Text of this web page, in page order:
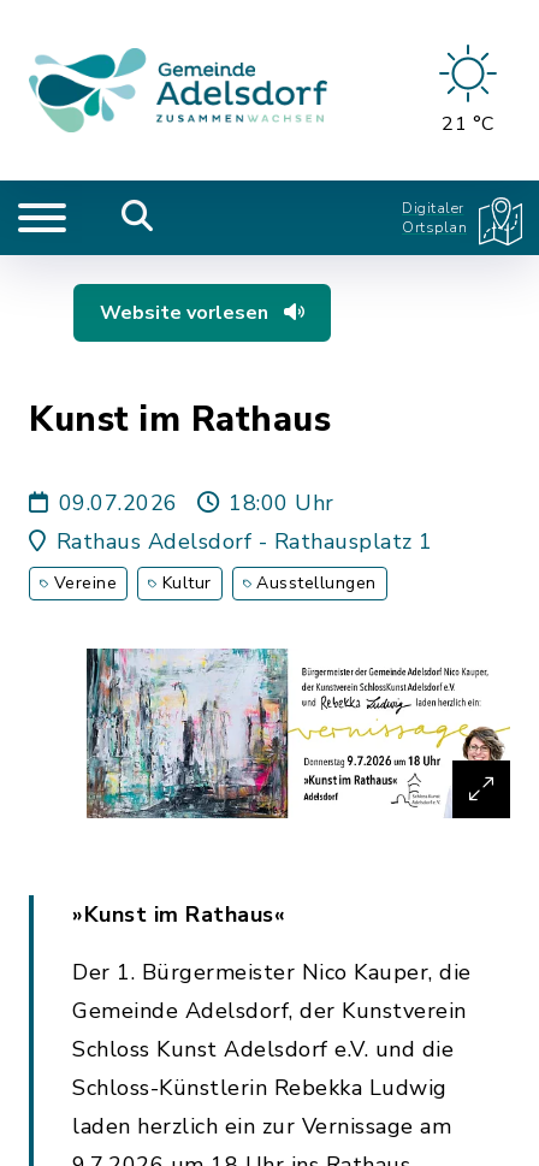
21 °C
Digitaler
Ortsplan
Website vorlesen
Kunst im Rathaus
09.07.2026
18:00 Uhr
Rathaus Adelsdorf - Rathausplatz 1
Vereine Kultur Ausstellungen
»Kunst im Rathaus«
Der 1. Bürgermeister Nico Kauper, die
Gemeinde Adelsdorf, der Kunstverein
Schloss Kunst Adelsdorf e.V. und die
Schloss-Künstlerin Rebekka Ludwig
laden herzlich ein zur Vernissage am